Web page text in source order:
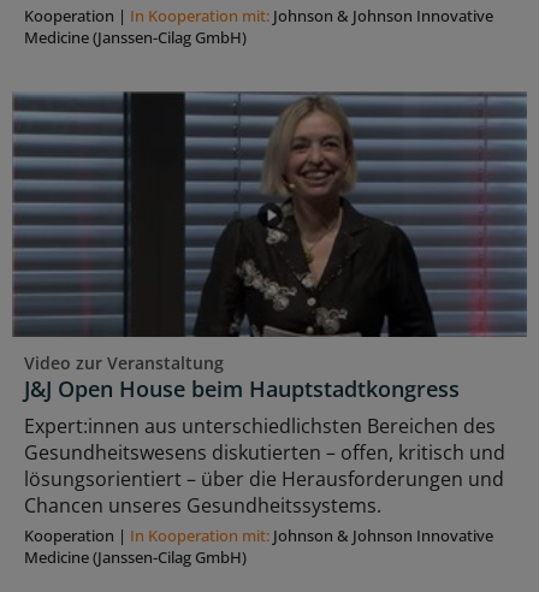
Kooperation | In Kooperation mit: Johnson & Johnson Innovative
Medicine (Janssen-Cilag GmbH)
Video zur Veranstaltung
J&J Open House beim Hauptstadtkongress
Expert:innen aus unterschiedlichsten Bereichen des
Gesundheitswesens diskutierten – offen, kritisch und
lösungsorientiert – über die Herausforderungen und
Chancen unseres Gesundheitssystems.
Kooperation | In Kooperation mit: Johnson & Johnson Innovative
Medicine (Janssen-Cilag GmbH)